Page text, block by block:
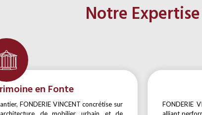
Notre Expertise
en Fonte
FONDERIE VINCENT concrétise sur
de mobilier, urbain, et de
FONDERIE
alliant